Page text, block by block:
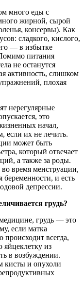
много еды с
жирной, сырой
консервы). Как
сладкого, кислого,
— в избытке
питания
не останутся
активность, слишком
плохая
нерегулярные
это
начал,
если их не лечить.
может быть
который отвечает
а также за роды.
время менструации,
беременности, и есть
депрессии.
грудь?
грудь — это
если матка
происходит всегда,
яйцеклетку из
в возбуждении.
кисты и опухоли